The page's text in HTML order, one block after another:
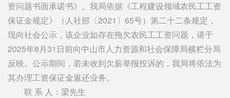
资问题书面承诺书》。我局依据《工程建设领域农民工工资
保证金规定》（人社部〔2021〕65号）第二十二条规定，
现向社会公示，该企业如存在拖欠农民工工资问题，请于
2025年8月31日前向中山市人力资源和社会保障局横栏分局
反映。公示期间，若未收到欠薪举报投诉的，我局将依法为
其办理工资保证金返还业务。
联 系 人：梁先生